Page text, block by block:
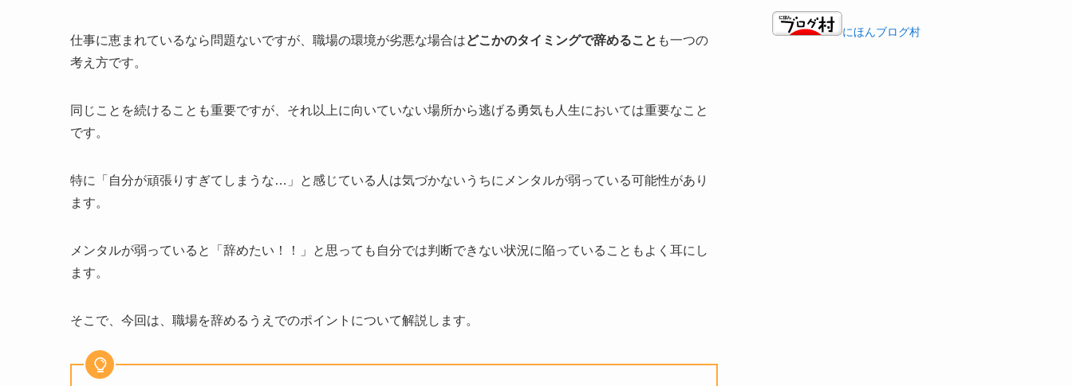
仕事に恵まれているなら問題ないですが、職場の環境が劣悪な場合はどこかのタイミングで辞めること も一つの
考え方です。
同じことを続けることも重要ですが、それ以上に向いていない場所から逃げる勇気も人生においては重要なこと
です。
特に「自分が頑張りすぎてしまうな…」と感じている人は気づかないうちにメンタルが弱っている可能性があり
ます。
メンタルが弱っていると「辞めたい！！」と思っても自分では判断できない状況に陥っていることもよく耳にし
ます。
そこで、今回は、職場を辞めるうえでのポイントについて解説します。
にほんブログ村